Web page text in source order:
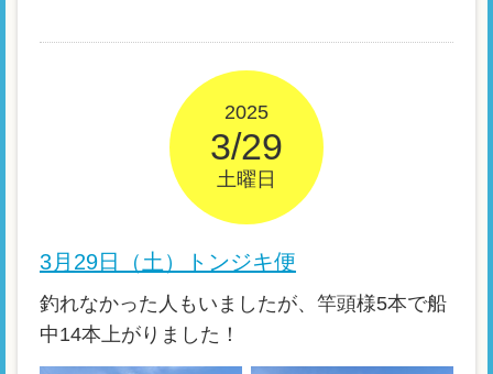
2025
3/29
土曜日
3月29日（土）トンジキ便
釣れなかった人もいましたが、竿頭様5本で船
中14本上がりました！